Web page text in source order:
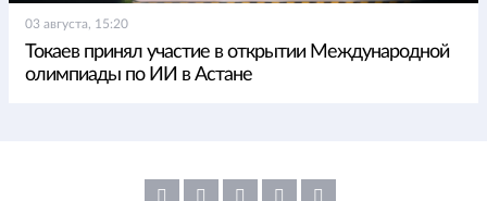
03 августа, 15:20
Токаев принял участие в открытии Международной
олимпиады по ИИ в Астане